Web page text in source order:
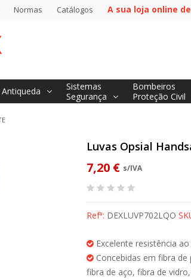
Normas Catálogos A sua loja online
Antiqueda
Sistemas
Segurança
Bombeiros
Proteção Civil
Luvas Opsial
7,20 € s/IVA
Refª: DEXLUVP702LQO
Excelente resistência
Concebidas em fibra
fibra de aço, fibra de